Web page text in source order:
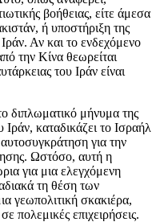
βοήθειας, είτε άμεσα
ή υποστήριξη της
Αν και το ενδεχόμενο
την Κίνα θεωρείται
του Ιράν είναι
διπλωματικό μήνυμα της
Ιράν, καταδικάζει το Ισραήλ
για την
Ωστόσο, αυτή η
για μια ελεγχόμενη
τη θέση των
γεωπολιτική σκακιέρα,
πολεμικές επιχειρήσεις.